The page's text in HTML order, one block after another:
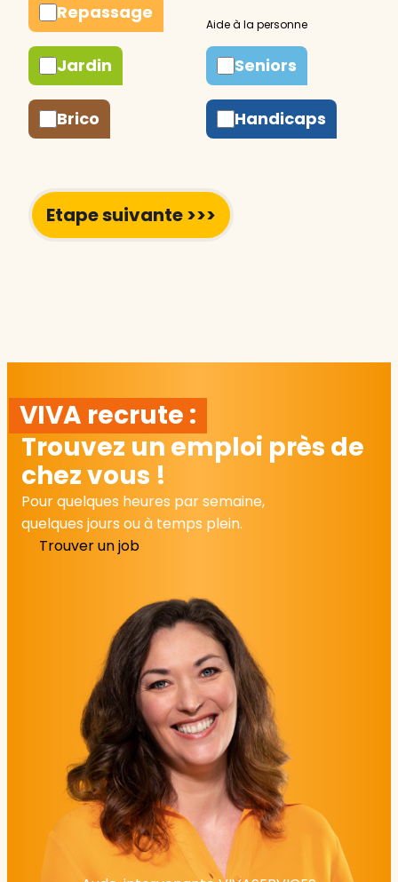
Repassage
Jardin
Brico
Seniors
Handicaps
VIVA recrute :
Trouvez un emploi près de
chez vous !
Pour quelques heures par semaine,
quelques jours ou à temps plein.
Trouver un job